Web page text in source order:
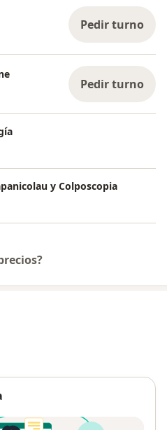
Pedir turno
Pedir turno
y Colposcopia